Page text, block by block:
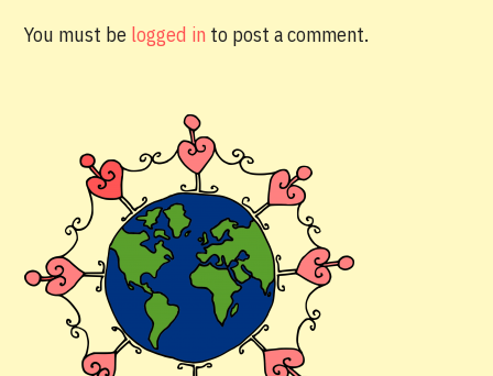
You must be logged in to post a comment.